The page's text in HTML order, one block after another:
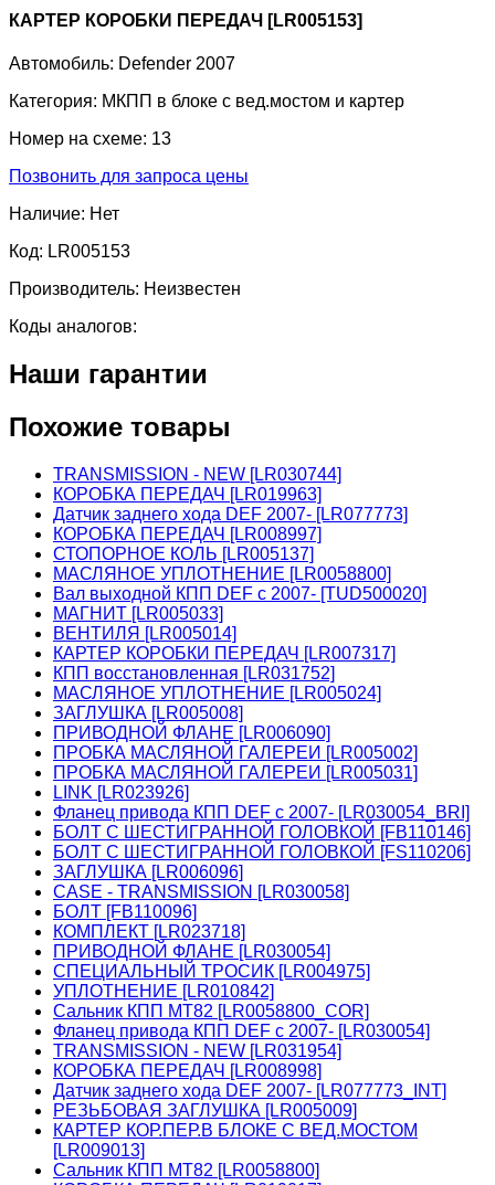
КАРТЕР КОРОБКИ ПЕРЕДАЧ [LR005153]
Автомобиль: Defender 2007
Категория: МКПП в блоке с вед.мостом и картер
Номер на схеме: 13
Позвонить для запроса цены
Наличие: Нет
Код: LR005153
Производитель: Неизвестен
Коды аналогов:
Наши гарантии
Похожие товары
TRANSMISSION - NEW [LR030744]
КОРОБКА ПЕРЕДАЧ [LR019963]
Датчик заднего хода DEF 2007- [LR077773]
КОРОБКА ПЕРЕДАЧ [LR008997]
СТОПОРНОЕ КОЛЬ [LR005137]
МАСЛЯНОЕ УПЛОТНЕНИЕ [LR0058800]
Вал выходной КПП DEF c 2007- [TUD500020]
МАГНИТ [LR005033]
ВЕНТИЛЯ [LR005014]
КАРТЕР КОРОБКИ ПЕРЕДАЧ [LR007317]
КПП восстановленная [LR031752]
МАСЛЯНОЕ УПЛОТНЕНИЕ [LR005024]
ЗАГЛУШКА [LR005008]
ПРИВОДНОЙ ФЛАНЕ [LR006090]
ПРОБКА МАСЛЯНОЙ ГАЛЕРЕИ [LR005002]
ПРОБКА МАСЛЯНОЙ ГАЛЕРЕИ [LR005031]
LINK [LR023926]
Фланец привода КПП DEF c 2007- [LR030054_BRI]
БОЛТ С ШЕСТИГРАННОЙ ГОЛОВКОЙ [FB110146]
БОЛТ С ШЕСТИГРАННОЙ ГОЛОВКОЙ [FS110206]
ЗАГЛУШКА [LR006096]
CASE - TRANSMISSION [LR030058]
БОЛТ [FB110096]
КОМПЛЕКТ [LR023718]
ПРИВОДНОЙ ФЛАНЕ [LR030054]
СПЕЦИАЛЬНЫЙ ТРОСИК [LR004975]
УПЛОТНЕНИЕ [LR010842]
Сальник КПП МТ82 [LR0058800_COR]
Фланец привода КПП DEF c 2007- [LR030054]
TRANSMISSION - NEW [LR031954]
КОРОБКА ПЕРЕДАЧ [LR008998]
Датчик заднего хода DEF 2007- [LR077773_INT]
РЕЗЬБОВАЯ ЗАГЛУШКА [LR005009]
КАРТЕР КОР.ПЕР.В БЛОКЕ С ВЕД.МОСТОМ
[LR009013]
Сальник КПП МТ82 [LR0058800]